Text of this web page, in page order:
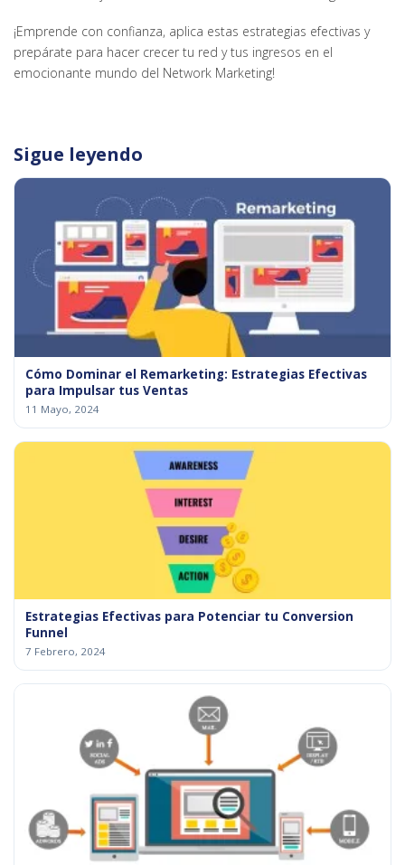
¡Emprende con confianza, aplica estas estrategias efectivas y
prepárate para hacer crecer tu red y tus ingresos en el
emocionante mundo del Network Marketing!
Sigue leyendo
Cómo Dominar el Remarketing: Estrategias Efectivas
para Impulsar tus Ventas
11 Mayo, 2024
Estrategias Efectivas para Potenciar tu Conversion
Funnel
7 Febrero, 2024